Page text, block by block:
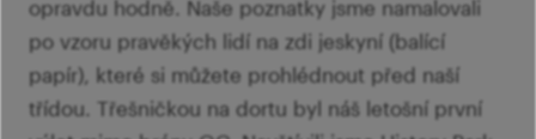
opravdu hodně. Naše poznatky jsme namalovali
po vzoru pravěkých lidí na zdi jeskyní (balící
papír), které si můžete prohlédnout před naší
třídou. Třešničkou na dortu byl náš letošní první